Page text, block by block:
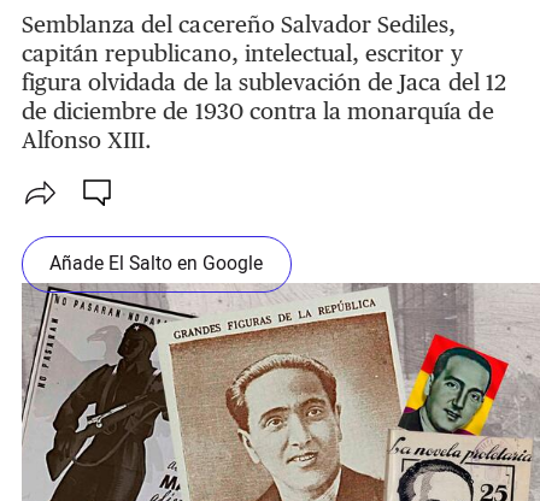
Semblanza del cacereño Salvador Sediles,
capitán republicano, intelectual, escritor y
figura olvidada de la sublevación de Jaca del 12
de diciembre de 1930 contra la monarquía de
Alfonso XIII.
Añade El Salto en Google